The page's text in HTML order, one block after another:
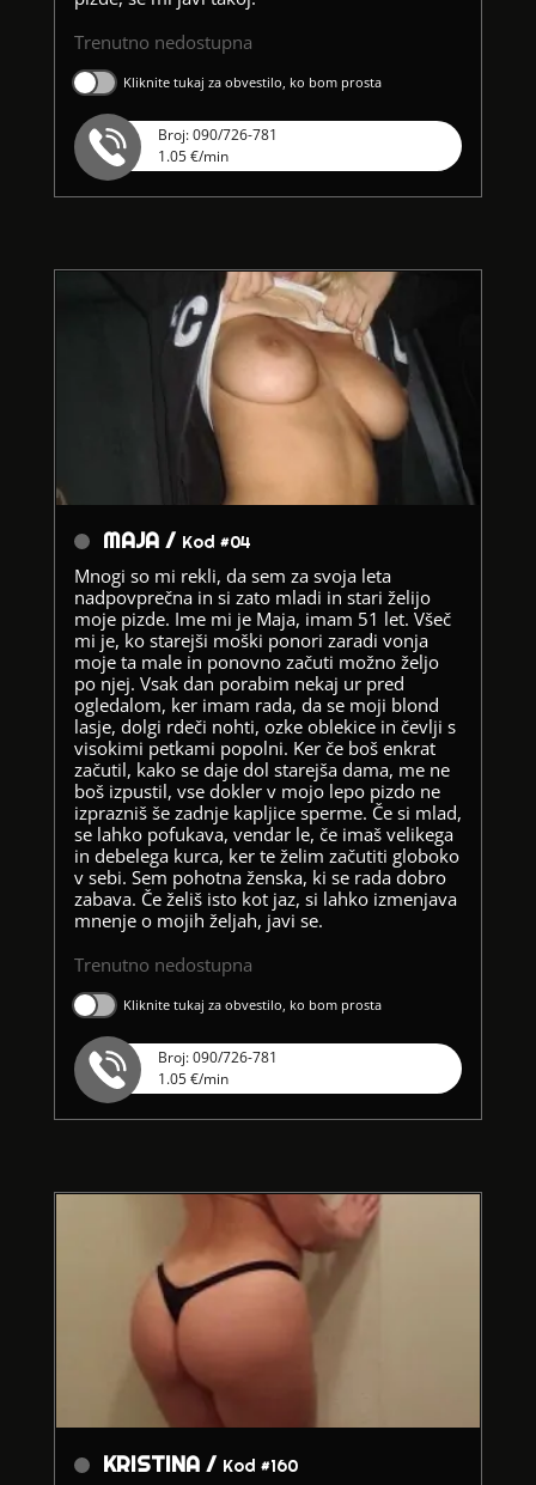
Trenutno nedostupna
Kliknite tukaj za obvestilo, ko bom prosta
Broj: 090/726-781
1.05 €/min
MAJA / Kod #04
Mnogi so mi rekli, da sem za svoja leta
nadpovprečna in si zato mladi in stari želijo
moje pizde. Ime mi je Maja, imam 51 let. Všeč
mi je, ko starejši moški ponori zaradi vonja
moje ta male in ponovno začuti možno željo
po njej. Vsak dan porabim nekaj ur pred
ogledalom, ker imam rada, da se moji blond
lasje, dolgi rdeči nohti, ozke oblekice in čevlji s
visokimi petkami popolni. Ker če boš enkrat
začutil, kako se daje dol starejša dama, me ne
boš izpustil, vse dokler v mojo lepo pizdo ne
izprazniš še zadnje kapljice sperme. Če si mlad,
se lahko pofukava, vendar le, če imaš velikega
in debelega kurca, ker te želim začutiti globoko
v sebi. Sem pohotna ženska, ki se rada dobro
zabava. Če želiš isto kot jaz, si lahko izmenjava
mnenje o mojih željah, javi se.
Trenutno nedostupna
Kliknite tukaj za obvestilo, ko bom prosta
Broj: 090/726-781
1.05 €/min
KRISTINA / Kod #160